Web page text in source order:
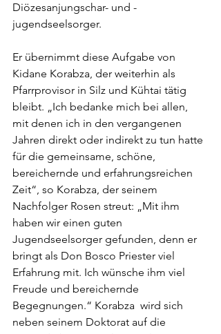
Diözesanjungschar- und -
jugendseelsorger.
Er übernimmt diese Aufgabe von
Kidane Korabza, der weiterhin als
Pfarrprovisor in Silz und Kühtai tätig
bleibt. „Ich bedanke mich bei allen,
mit denen ich in den vergangenen
Jahren direkt oder indirekt zu tun hatte
für die gemeinsame, schöne,
bereichernde und erfahrungsreichen
Zeit“, so Korabza, der seinem
Nachfolger Rosen streut: „Mit ihm
haben wir einen guten
Jugendseelsorger gefunden, denn er
bringt als Don Bosco Priester viel
Erfahrung mit. Ich wünsche ihm viel
Freude und bereichernde
Begegnungen.“ Korabza  wird sich
neben seinem Doktorat auf die